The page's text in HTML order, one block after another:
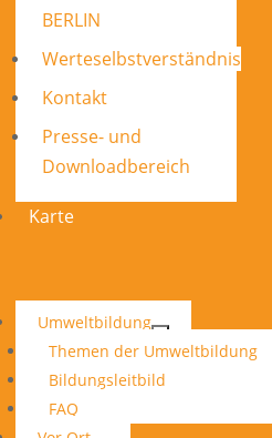
BERLIN
Werteselbstverständnis
Kontakt
Presse- und
Downloadbereich
Karte
Umweltbildung
Themen der Umweltbildung
Bildungsleitbild
FAQ